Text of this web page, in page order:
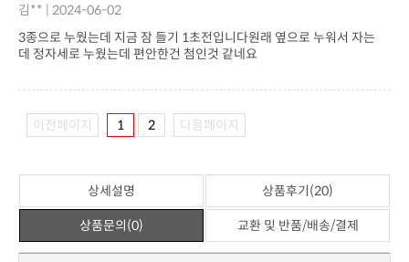
김** | 2024-06-02
데 정자세로 누웠는데 편안한건 첨인것 같네요
이전페이지 1 2 다음페이지
상세설명 상품후기(20)
상품문의(0) 교환 및 반품/배송/결제